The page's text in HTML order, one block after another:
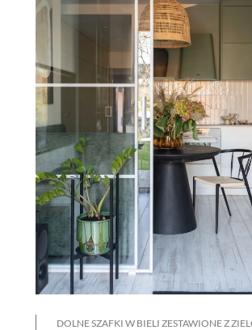
DOLNE SZAFKI W BIELI ZESTAWIONE Z